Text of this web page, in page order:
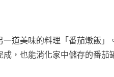
道美味的料理「番茄燉飯」
，也能消化家中儲存的番茄